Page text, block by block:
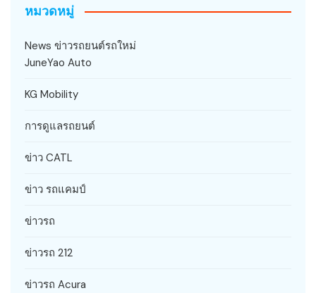
หมวดหมู่
News ข่าวรถยนต์รถใหม่
JuneYao Auto
KG Mobility
การดูแลรถยนต์
ข่าว CATL
ข่าว รถแคมป์
ข่าวรถ
ข่าวรถ 212
ข่าวรถ Acura